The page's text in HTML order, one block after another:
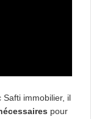
immobilier, il
pour